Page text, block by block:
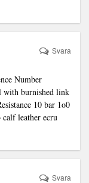
Number
with burnished link
10 bar 1o0
calf leather ecru
Svara
Svara